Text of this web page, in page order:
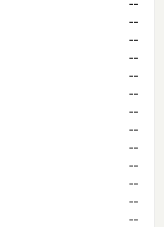
--
--
--
--
--
--
--
--
--
--
--
--
--